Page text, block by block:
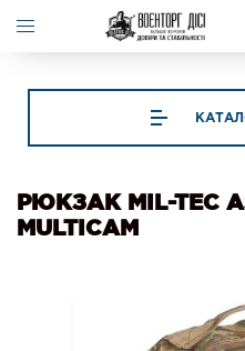
РЮКЗАК MIL-TEC
MULTICAM